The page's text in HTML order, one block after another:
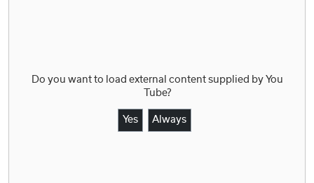
Do you want to load external content supplied by You
Tube?
Yes Always